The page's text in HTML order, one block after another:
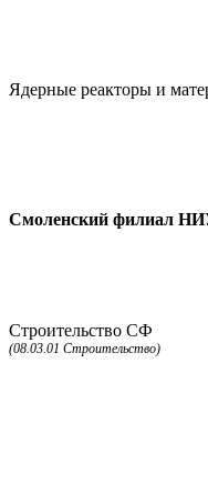
Ядерные реакторы и
Смоленский филиал
Строительство СФ
(08.03.01 Строительство)